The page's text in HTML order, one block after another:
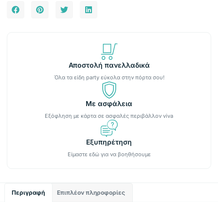
Αποστολή πανελλαδικά
Όλα τα είδη party εύκολα στην πόρτα σου!
Με ασφάλεια
Εξόφληση με κάρτα σε ασφαλές περιβάλλον viva
Εξυπηρέτηση
Είμαστε εδώ για να βοηθήσουμε
Περιγραφή Επιπλέον πληροφορίες